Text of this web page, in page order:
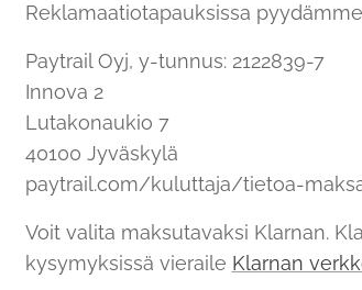
Reklamaatiotapauksissa
Paytrail Oyj, y-tunnus: 2122839-7
Innova 2
Lutakonaukio 7
40100 Jyväskylä
paytrail.com/kuluttaja/tietoa-
Voit valita maksutavaksi Klarnan.
kysymyksissä vieraile Klarnan